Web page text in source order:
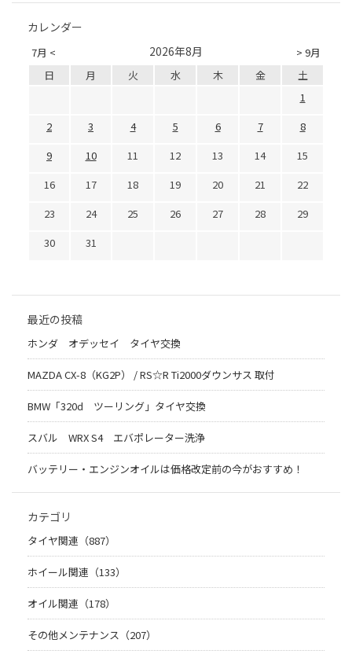
カレンダー
7月 < > 9月
2026年8月
日 月 火 水 木 金
土
1
2
3 4 5 6 7
8
9
10 11 12 13 14
15
16
17 18 19 20 21
22
23
24 25 26 27 28
29
30
31
最近の投稿
ホンダ オデッセイ タイヤ交換
MAZDA CX-8（KG2P） / RS☆R Ti2000ダウンサス 取付
BMW「320d ツーリング」タイヤ交換
スバル WRX S4 エバポレーター洗浄
バッテリー・エンジンオイルは価格改定前の今がおすすめ！
カテゴリ
タイヤ関連（887）
ホイール関連（133）
オイル関連（178）
その他メンテナンス（207）